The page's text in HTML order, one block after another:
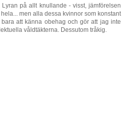
på allt knullande - visst, jämförelsen
men alla dessa kvinnor som konstant
att känna obehag och gör att jag inte
våldtäkterna. Dessutom tråkig.